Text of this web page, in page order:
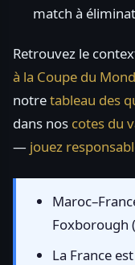
match à
Retrouvez le
à la Coupe du
notretableau des
dans nos cotes du
— jouez
Foxborough
La France